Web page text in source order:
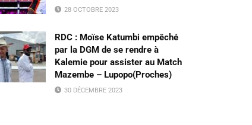
28 OCTOBRE 2023
RDC : Moïse Katumbi empêché
par la DGM de se rendre à
Kalemie pour assister au Match
Mazembe – Lupopo(Proches)
30 DÉCEMBRE 2023